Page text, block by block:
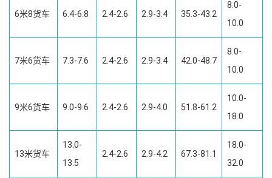
6米8货车 6.4-6.8 2.4-2.6 2.9-3.4 35.3-43.2
8.0-
10.0
7米6货车 7.3-7.6 2.4-2.6 2.9-3.4 42.0-48.7
8.0-
10.0
9米6货车 9.0-9.6 2.4-2.6 2.9-4.0 51.8-61.2
10.0-
18.0
13米货车
13.0-
13.5
2.4-2.6 2.9-4.2 67.3-81.1
18.0-
32.0